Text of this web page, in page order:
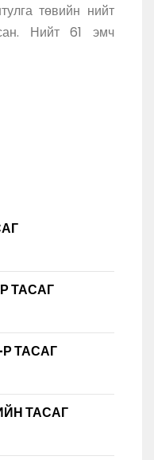
төвийн нийт
Нийт 61 эмч
ТАСАГ
ТАСАГ
ТАСАГ